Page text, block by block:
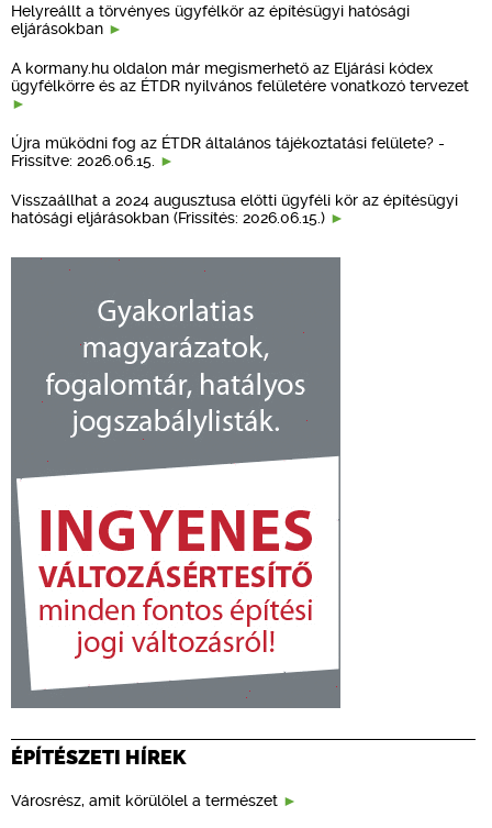
Helyreállt a törvényes ügyfélkör az építésügyi hatósági
eljárásokban
A kormany.hu oldalon már megismerhető az Eljárási kódex
ügyfélkörre és az ÉTDR nyilvános felületére vonatkozó tervezet
Újra működni fog az ÉTDR általános tájékoztatási felülete? -
Frissítve: 2026.06.15.
Visszaállhat a 2024 augusztusa előtti ügyféli kör az építésügyi
hatósági eljárásokban (Frissítés: 2026.06.15.)
ÉPÍTÉSZETI HÍREK
Városrész, amit körülölel a természet